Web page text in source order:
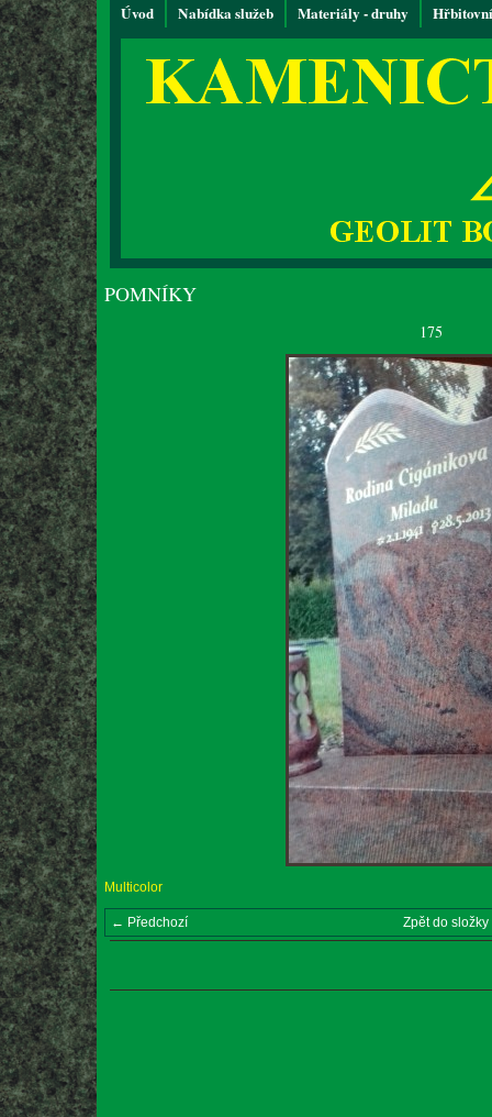
Úvod Nabídka služeb Materiály - druhy
POMNÍKY
175
Multicolor
← Předchozí Zpět do složky